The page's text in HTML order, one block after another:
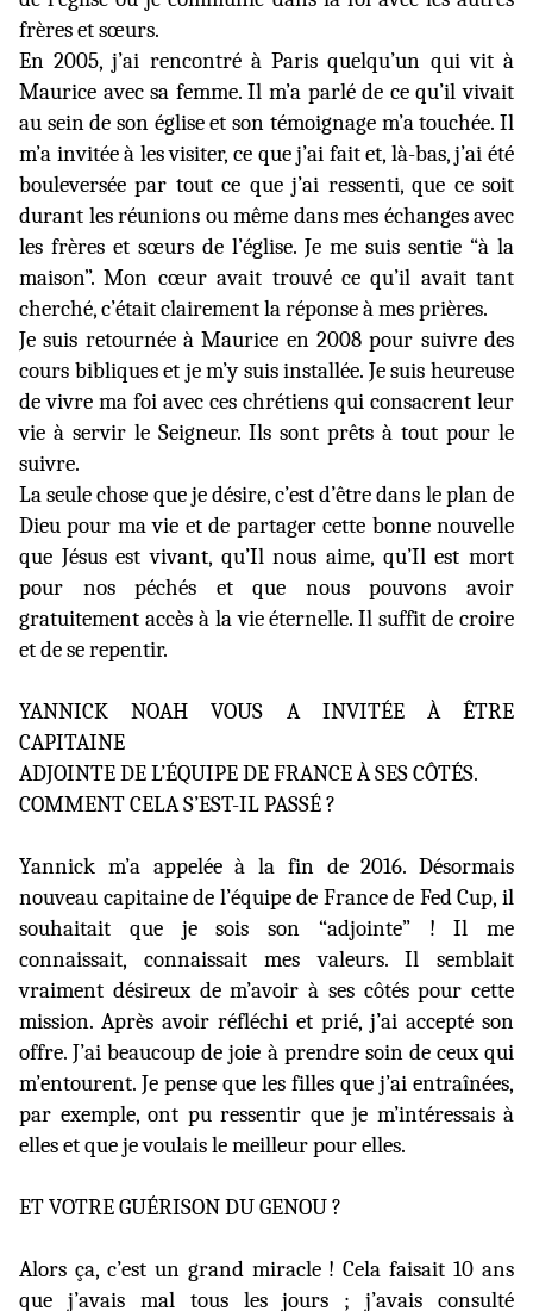
frères et sœurs.
En 2005, j’ai rencontré à Paris quelqu’un qui vit à
Maurice avec sa femme. Il m’a parlé de ce qu’il vivait
au sein de son église et son témoignage m’a touchée. Il
m’a invitée à les visiter, ce que j’ai fait et, là-bas, j’ai été
bouleversée par tout ce que j’ai ressenti, que ce soit
durant les réunions ou même dans mes échanges avec
les frères et sœurs de l’église. Je me suis sentie “à la
maison”. Mon cœur avait trouvé ce qu’il avait tant
cherché, c’était clairement la réponse à mes prières.
Je suis retournée à Maurice en 2008 pour suivre des
cours bibliques et je m’y suis installée. Je suis heureuse
de vivre ma foi avec ces chrétiens qui consacrent leur
vie à servir le Seigneur. Ils sont prêts à tout pour le
suivre.
La seule chose que je désire, c’est d’être dans le plan de
Dieu pour ma vie et de partager cette bonne nouvelle
que Jésus est vivant, qu’Il nous aime, qu’Il est mort
pour nos péchés et que nous pouvons avoir
gratuitement accès à la vie éternelle. Il suffit de croire
et de se repentir.
YANNICK NOAH VOUS A INVITÉE À ÊTRE
CAPITAINE
ADJOINTE DE L’ÉQUIPE DE FRANCE À SES CÔTÉS.
COMMENT CELA S’EST-IL PASSÉ ?
Yannick m’a appelée à la fin de 2016. Désormais
nouveau capitaine de l’équipe de France de Fed Cup, il
souhaitait que je sois son “adjointe” ! Il me
connaissait, connaissait mes valeurs. Il semblait
vraiment désireux de m’avoir à ses côtés pour cette
mission. Après avoir réfléchi et prié, j’ai accepté son
offre. J’ai beaucoup de joie à prendre soin de ceux qui
m’entourent. Je pense que les filles que j’ai entraînées,
par exemple, ont pu ressentir que je m’intéressais à
elles et que je voulais le meilleur pour elles.
ET VOTRE GUÉRISON DU GENOU ?
Alors ça, c’est un grand miracle ! Cela faisait 10 ans
que j’avais mal tous les jours ; j’avais consulté